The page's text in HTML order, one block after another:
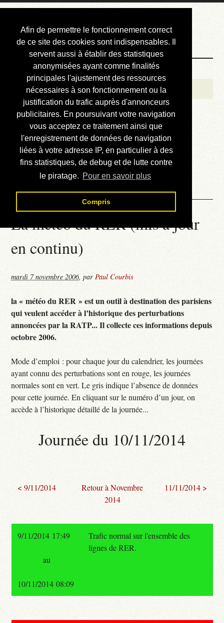
Afin de permettre le fonctionnement correct
de ce site des cookies sont indispensables. Il
servent aussi à établir des statistiques
anonymisées ayant comme finalités
principales l'ajustement des ressources
nécessaires à son fonctionnement ou la
justification du trafic auprès d'annonceurs
publicitaires. En poursuivant votre navigation
vous acceptez ce traitement ainsi que
l'enregistrement de données de navigation
liées à votre adresse IP, en particulier à des
fins statistiques, de debug et de lutte contre
le piratage. Pour en savoir plus
Compris
Courbis, « LE »
Blog Officiel
Bienvenue
Réalisations
Divers (et d’été)
Annonces
Liens externes
Téléchargement
Contact
La météo du RER (mis à jour
en continu)
mardi 7 novembre 2006,parPaul Courbis
la « météo du RER » est un outil à destination des parisiens
qui veulent accéder à l’historique des perturbations
annoncées par la RATP... Il collecte ces informations depuis
octobre 2006.
Mode d’emploi : pour chaque jour du calendrier, les journées
ayant connu des perturbations sont en rouge, les journées
normales sont en vert. Le gris indique l’absence de données
pour cette journée. En cliquant sur le numéro d’un jour, on
accède à l’historique détaillé de la journée...
Journée du 10/11/2014
< 9/11/2014
Retour à Novembre
2014
11/11/2014 >
9/11/2014 17:49
Trafic normal sur l'ensemble des
lignes de RER.
au
10/11/2014 08:09